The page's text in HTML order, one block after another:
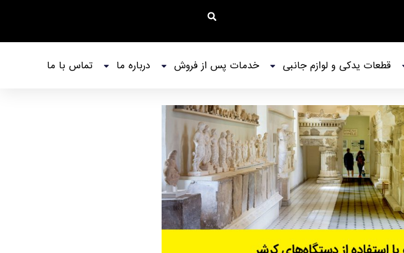
قطعات یدکی و لوازم جانبی خدمات پس از فروش درباره ما تماس با ما